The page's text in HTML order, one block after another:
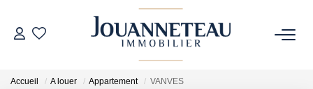
Accueil A louer Appartement VANVES